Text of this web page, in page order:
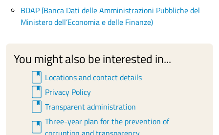
BDAP (Banca Dati delle Amministrazioni Pubbliche del
Ministero dell’Economia e delle Finanze)
You might also be interested in...
book Locations and contact details
book Privacy Policy
book Transparent administration
book Three-year plan for the prevention of